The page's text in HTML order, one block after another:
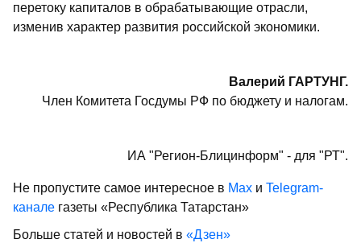
перетоку капиталов в обрабатывающие отрасли,
изменив характер развития российской экономики.
Валерий ГАРТУНГ.
Член Комитета Госдумы РФ по бюджету и налогам.
ИА "Регион-Блицинформ" - для "РТ".
Не пропустите самое интересное в Max и Telegram-
канале газеты «Республика Татарстан»
Больше статей и новостей в «Дзен»